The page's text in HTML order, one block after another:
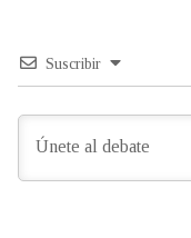
Suscribir